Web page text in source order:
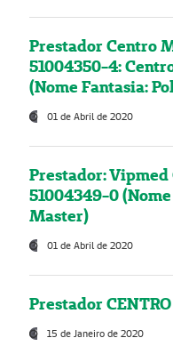
Prestador Centro
51004350-4:
(Nome Fantasia:
01 de Abril de 2020
Prestador:
51004349-0
Master)
01 de Abril de 2020
Prestador
15 de Janeiro de 2020